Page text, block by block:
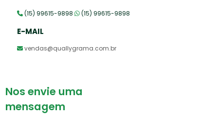
(15) 99615-9898 (15) 99615-9898
E-MAIL
vendas@quallygrama.com.br
Nos envie uma
mensagem